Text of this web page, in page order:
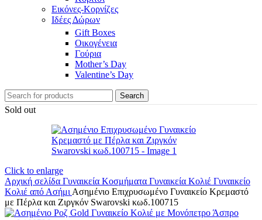
Εικόνες-Κορνίζες
Ιδέες Δώρων
Gift Boxes
Οικογένεια
Γούρια
Mother’s Day
Valentine’s Day
Search
Sold out
Click to enlarge
Αρχική σελίδα Γυναικεία Κοσμήματα Γυναικεία Κολιέ Γυναικείο
Κολιέ από Ασήμι Ασημένιο Επιχρυσωμένο Γυναικείο Κρεμαστό
με Πέρλα και Ζιργκόν Swarovski κωδ.100715